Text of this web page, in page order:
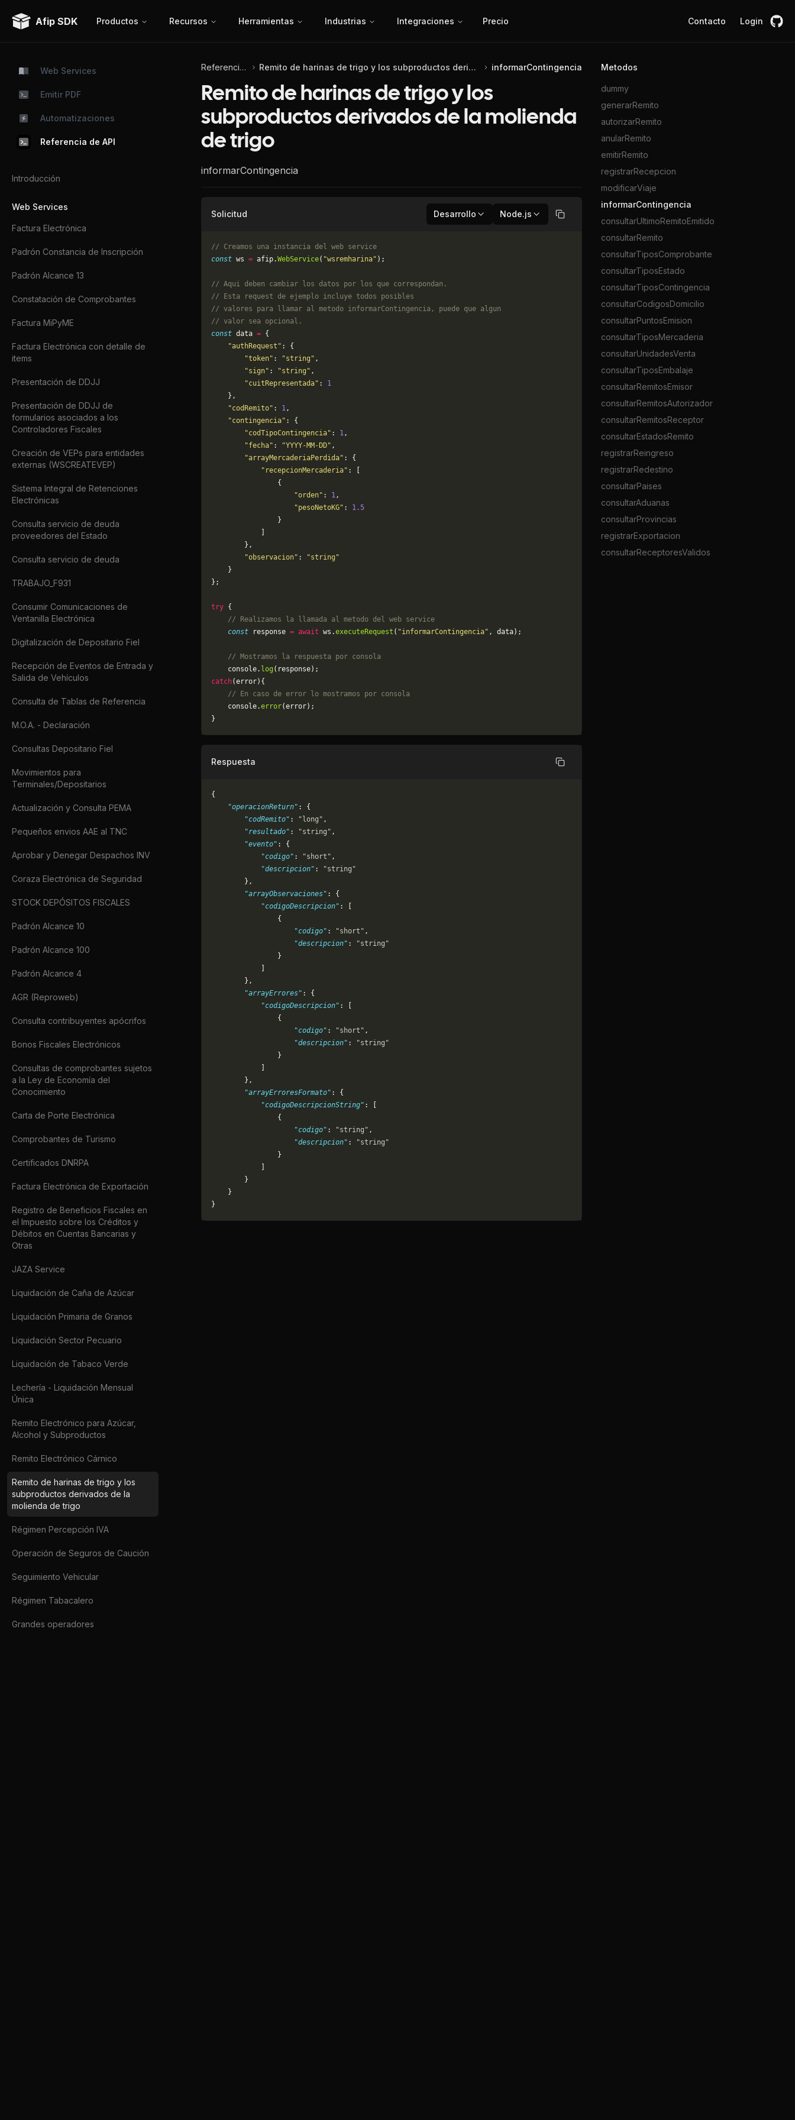
Afip SDK Productos Recursos Herramientas Industrias Integraciones Precio Contacto Login
Web Services
Emitir PDF
Automatizaciones
Referencia de API
Introducción
Web Services
Factura Electrónica
Padrón Constancia de Inscripción
Padrón Alcance 13
Constatación de Comprobantes
Factura MiPyME
Factura Electrónica con detalle de
items
Presentación de DDJJ
Presentación de DDJJ de
formularios asociados a los
Controladores Fiscales
Creación de VEPs para entidades
externas (WSCREATEVEP)
Sistema Integral de Retenciones
Electrónicas
Consulta servicio de deuda
proveedores del Estado
Consulta servicio de deuda
TRABAJO_F931
Consumir Comunicaciones de
Ventanilla Electrónica
Digitalización de Depositario Fiel
Recepción de Eventos de Entrada y
Salida de Vehículos
Consulta de Tablas de Referencia
M.O.A. - Declaración
Consultas Depositario Fiel
Movimientos para
Terminales/Depositarios
Actualización y Consulta PEMA
Pequeños envios AAE al TNC
Aprobar y Denegar Despachos INV
Coraza Electrónica de Seguridad
STOCK DEPÓSITOS FISCALES
Padrón Alcance 10
Padrón Alcance 100
Padrón Alcance 4
AGR (Reproweb)
Consulta contribuyentes apócrifos
Bonos Fiscales Electrónicos
Consultas de comprobantes sujetos
a la Ley de Economía del
Conocimiento
Carta de Porte Electrónica
Comprobantes de Turismo
Certificados DNRPA
Factura Electrónica de Exportación
Registro de Beneficios Fiscales en
el Impuesto sobre los Créditos y
Débitos en Cuentas Bancarias y
Otras
JAZA Service
Liquidación de Caña de Azúcar
Liquidación Primaria de Granos
Liquidación Sector Pecuario
Liquidación de Tabaco Verde
Lechería - Liquidación Mensual
Única
Remito Electrónico para Azúcar,
Alcohol y Subproductos
Remito Electrónico Cárnico
Remito de harinas de trigo y los
subproductos derivados de la
molienda de trigo
Régimen Percepción IVA
Operación de Seguros de Caución
Seguimiento Vehicular
Régimen Tabacalero
Grandes operadores
Referencia de API Remito de harinas de trigo y los subproductos derivados de la molienda de trigo informarContingencia
Remito de harinas de trigo y los
subproductos derivados de la molienda
de trigo
informarContingencia
Solicitud Desarrollo Node.js Copiar
// Creamos una instancia del web service
const ws = afip.WebService( "wsremharina" );
// Aqui deben cambiar los datos por los que correspondan.
// Esta request de ejemplo incluye todos posibles
// valores para llamar al metodo informarContingencia, puede que algun
// valor sea opcional.
const data = {
    "authRequest"
: {
        "token"
: "string" ,
        "sign"
: "string" ,
        "cuitRepresentada"
: 1
    },
    "codRemito"
: 1,
    "contingencia"
: {
        "codTipoContingencia"
: 1,
        "fecha"
: "YYYY-MM-DD" ,
        "arrayMercaderiaPerdida"
: {
            "recepcionMercaderia"
: [
                {
                    "orden"
: 1,
                    "pesoNetoKG"
: 1.5
                }
        },
        "observacion"
:
"string"
    }
};
try {
    // Realizamos la llamada al metodo del web service
    const
response = await ws.executeRequest ( "informarContingencia" , data);
    // Mostramos la respuesta por consola
    console.
log (response);
catch(error){
    // En caso de error lo mostramos por consola
	console.
error(error);
}
Respuesta Copiar
{
    "operacionReturn"
: {
        "codRemito"
: "long" ,
        "resultado"
: "string" ,
        "evento"
: {
            "codigo"
: "short" ,
            "descripcion"
:
"string"
        },
        "arrayObservaciones"
: {
            "codigoDescripcion"
: [
                {
                    "codigo"
: "short" ,
                    "descripcion"
:
"string"
                }
        },
        "arrayErrores"
: {
            "codigoDescripcion"
: [
                {
                    "codigo"
: "short" ,
                    "descripcion"
:
"string"
                }
        },
        "arrayErroresFormato"
: {
            "codigoDescripcionString"
: [
                {
                    "codigo"
: "string" ,
                    "descripcion"
:
"string"
                }
        }
    }
}
Metodos
dummy
generarRemito
autorizarRemito
anularRemito
emitirRemito
registrarRecepcion
modificarViaje
informarContingencia
consultarUltimoRemitoEmitido
consultarRemito
consultarTiposComprobante
consultarTiposEstado
consultarTiposContingencia
consultarCodigosDomicilio
consultarPuntosEmision
consultarTiposMercaderia
consultarUnidadesVenta
consultarTiposEmbalaje
consultarRemitosEmisor
consultarRemitosAutorizador
consultarRemitosReceptor
consultarEstadosRemito
registrarReingreso
registrarRedestino
consultarPaises
consultarAduanas
consultarProvincias
registrarExportacion
consultarReceptoresValidos